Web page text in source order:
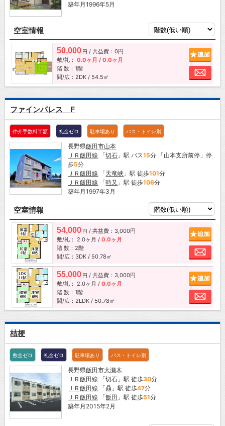
築年月1996年5月
空室情報
50,000 円 / 共益費：0円
敷/礼： 0.0ヶ月 / 0.0ヶ月
階 数：1階
間/広：2DK / 54.5㎡
お
ファインパレス F
仲介手数料半額 礼金ゼロ 駐車場あり バス・トイレ別
長野県飯田市山本
ＪＲ飯田線 「切石 」駅 バス15分 「山本支所前停」停
歩5分
ＪＲ飯田線 「天竜峡 」駅 徒歩101分
ＪＲ飯田線 「時又 」駅 徒歩106分
築年月1997年3月
空室情報
54,000 円 / 共益費：3,000円
敷/礼： 2.0ヶ月 / 0.0ヶ月
階 数：2階
間/広：3DK / 50.78㎡
お
55,000 円 / 共益費：3,000円
敷/礼： 2.0ヶ月 / 0.0ヶ月
階 数：1階
間/広：2LDK / 50.78㎡
お
桔梗
敷金ゼロ 礼金ゼロ 駐車場あり バス・トイレ別
長野県飯田市大瀬木
ＪＲ飯田線 「切石 」駅 徒歩30分
ＪＲ飯田線 「鼎 」駅 徒歩47分
ＪＲ飯田線 「飯田 」駅 徒歩51分
築年月2015年2月